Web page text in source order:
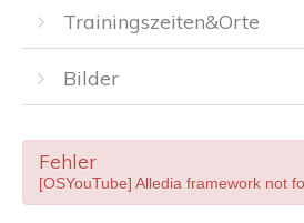
Trainingszeiten&Orte
Bilder
Fehler
[OSYouTube] Alledia framework not